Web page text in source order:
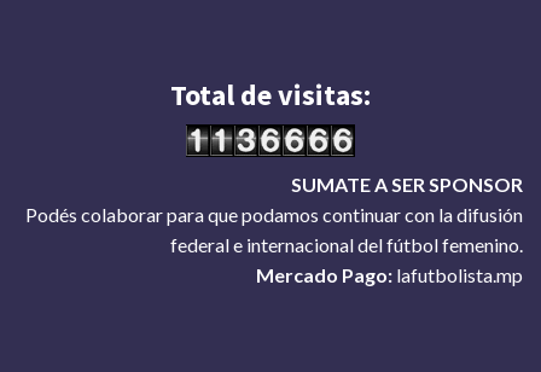
Total de visitas:
SUMATE A SER SPONSOR
Podés colaborar para que podamos continuar con la difusión
federal e internacional del fútbol femenino.
Mercado Pago: lafutbolista.mp